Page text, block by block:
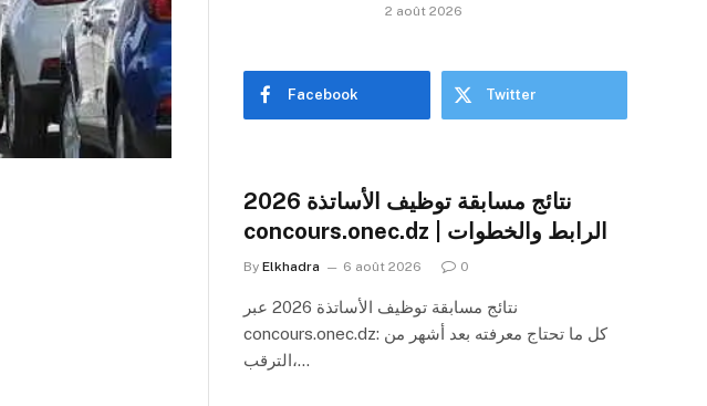
2 août 2026
Facebook Twitter
نتائج مسابقة توظيف الأساتذة 2026
concours.onec.dz | الرابط والخطوات
By Elkhadra 6 août 2026 0
نتائج مسابقة توظيف الأساتذة 2026 عبر
concours.onec.dz: كل ما تحتاج معرفته بعد أشهر من
الترقب،…